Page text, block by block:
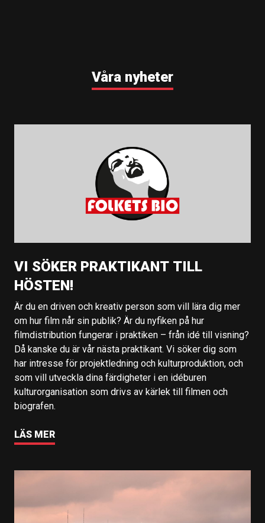
Våra nyheter
VI SÖKER PRAKTIKANT TILL
HÖSTEN!
Är du en driven och kreativ person som vill lära dig mer
om hur film når sin publik? Är du nyfiken på hur
filmdistribution fungerar i praktiken – från idé till visning?
Då kanske du är vår nästa praktikant. Vi söker dig som
har intresse för projektledning och kulturproduktion, och
som vill utveckla dina färdigheter i en idéburen
kulturorganisation som drivs av kärlek till filmen och
biografen.
LÄS MER